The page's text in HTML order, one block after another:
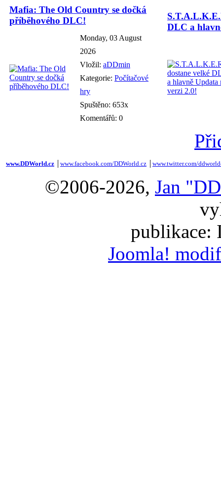
Mafia: The Old Country se dočká
příběhového DLC!
Monday, 03 August
2026
Vložil: aDDmin
Kategorie: Počítačové
hry
Spuštěno: 653x
Komentářů: 0
DLC a
www.DDWorld.cz www.facebook.com/DDWorld.cz www.twitter.com/
©2006-2026, Jan
publikace:
Joomla!